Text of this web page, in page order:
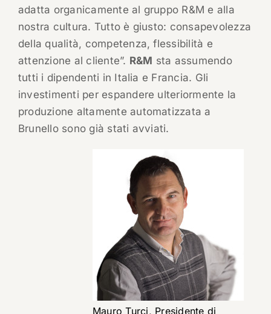
adatta organicamente al gruppo R&M e alla
nostra cultura. Tutto è giusto: consapevolezza
della qualità, competenza, flessibilità e
attenzione al cliente”. R&M sta assumendo
tutti i dipendenti in Italia e Francia. Gli
investimenti per espandere ulteriormente la
produzione altamente automatizzata a
Brunello sono già stati avviati.
Mauro Turci, Presidente di